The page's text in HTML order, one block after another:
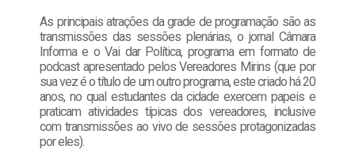
As principais atrações da grade de programação são as
transmissões das sessões plenárias, o jornal Câmara
Informa e o Vai dar Política, programa em formato de
podcast apresentado pelos Vereadores Mirins (que por
sua vez é o título de um outro programa, este criado há 20
anos, no qual estudantes da cidade exercem papeis e
praticam atividades típicas dos vereadores, inclusive
com transmissões ao vivo de sessões protagonizadas
por eles).